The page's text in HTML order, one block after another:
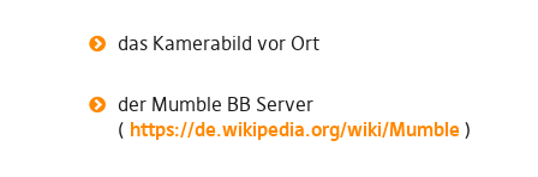
das Kamerabild vor Ort
der Mumble BB Server
( https://de.wikipedia.org/wiki/Mumble)